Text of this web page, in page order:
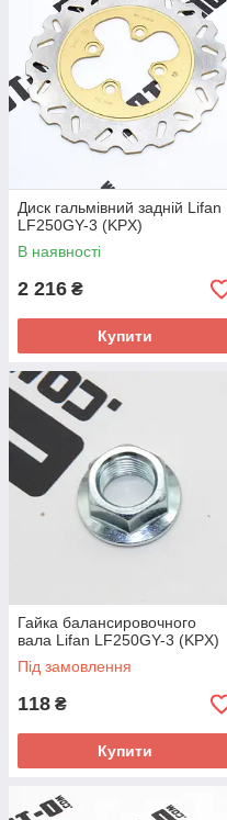
Диск гальмівний задній Lifan
LF250GY-3 (KPX)
В наявності
2 216 ₴
Купити
Гайка балансировочного
вала Lifan LF250GY-3 (KPX)
Під замовлення
118 ₴
Купити